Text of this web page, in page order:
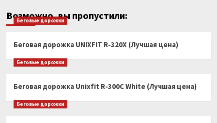
Возможно, вы пропустили:
Беговые дорожки
Беговая дорожка UNIXFIT R-320X (Лучшая цена)
Беговые дорожки
Беговая дорожка Unixfit R-300C White (Лучшая цена)
Беговые дорожки